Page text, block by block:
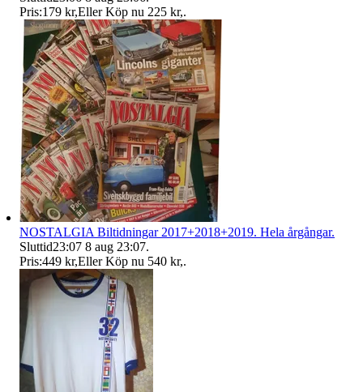
Pris:179 kr,Eller Köp nu 225 kr,.
NOSTALGIA Biltidningar 2017+2018+2019. Hela årgångar.
Sluttid23:07 8 aug 23:07.
Pris:449 kr,Eller Köp nu 540 kr,.